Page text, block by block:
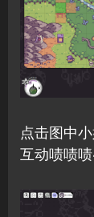
点击图中
互动啧啧啧